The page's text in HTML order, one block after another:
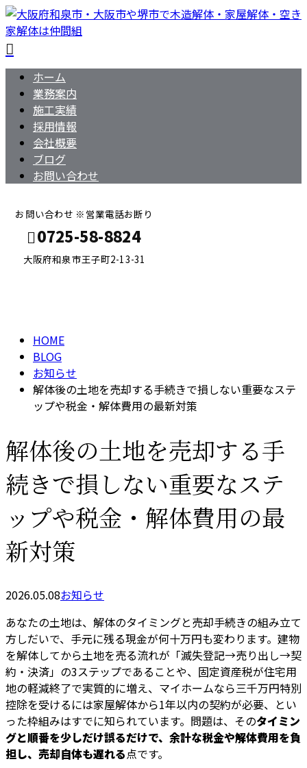
ホーム
業務案内
施工実績
採用情報
会社概要
ブログ
お問い合わせ
お問い合わせ ※営業電話お断り
0725-58-8824
大阪府和泉市王子町2-13-31
HOME
BLOG
お知らせ
解体後の土地を売却する手続きで損しない重要なステ
ップや税金・解体費用の最新対策
解体後の土地を売却する手
続きで損しない重要なステ
ップや税金・解体費用の最
新対策
2026.05.08お知らせ
あなたの土地は、解体のタイミングと売却手続きの組み立て
方しだいで、手元に残る現金が何十万円も変わります。建物
を解体してから土地を売る流れが「滅失登記→売り出し→契
約・決済」の3ステップであることや、固定資産税が住宅用
地の軽減終了で実質的に増え、マイホームなら三千万円特別
控除を受けるには家屋解体から1年以内の契約が必要、とい
った枠組みはすでに知られています。問題は、そのタイミン
グと順番を少しだけ誤るだけで、余計な税金や解体費用を負
担し、売却自体も遅れる点です。